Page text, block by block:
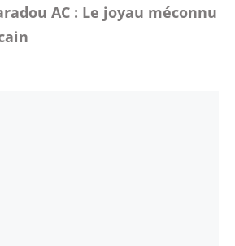
AC : Le joyau méconnu